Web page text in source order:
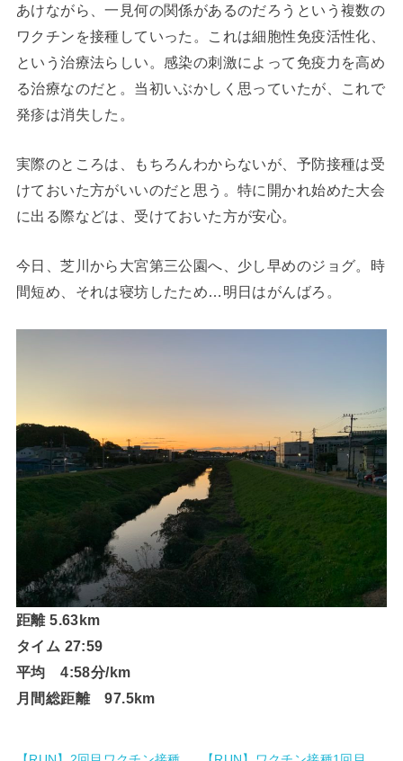
あけながら、一見何の関係があるのだろうという複数の
ワクチンを接種していった。これは細胞性免疫活性化、
という治療法らしい。感染の刺激によって免疫力を高め
る治療なのだと。当初いぶかしく思っていたが、これで
発疹は消失した。
実際のところは、もちろんわからないが、予防接種は受
けておいた方がいいのだと思う。特に開かれ始めた大会
に出る際などは、受けておいた方が安心。
今日、芝川から大宮第三公園へ、少し早めのジョグ。時
間短め、それは寝坊したため…明日はがんばろ。
距離 5.63km
タイム 27:59
平均 4:58分/km
月間総距離 97.5km